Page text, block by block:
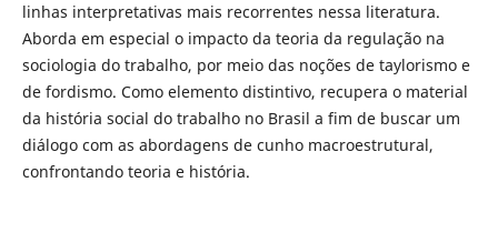
linhas interpretativas mais recorrentes nessa literatura.
Aborda em especial o impacto da teoria da regulação na
sociologia do trabalho, por meio das noções de taylorismo e
de fordismo. Como elemento distintivo, recupera o material
da história social do trabalho no Brasil a fim de buscar um
diálogo com as abordagens de cunho macroestrutural,
confrontando teoria e história.